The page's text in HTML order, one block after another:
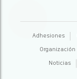
Adhesiones
Organización
Noticias